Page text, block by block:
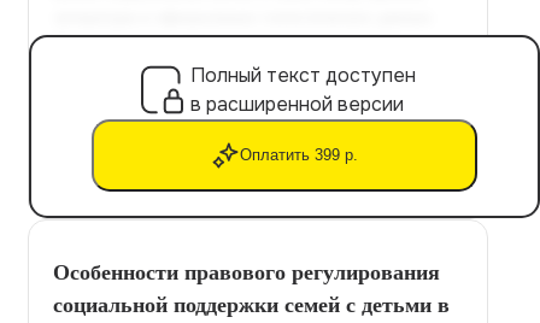
Полный текст доступен
в расширенной версии
Оплатить 399 р.
Особенности правового регулирования
социальной поддержки семей с детьми в